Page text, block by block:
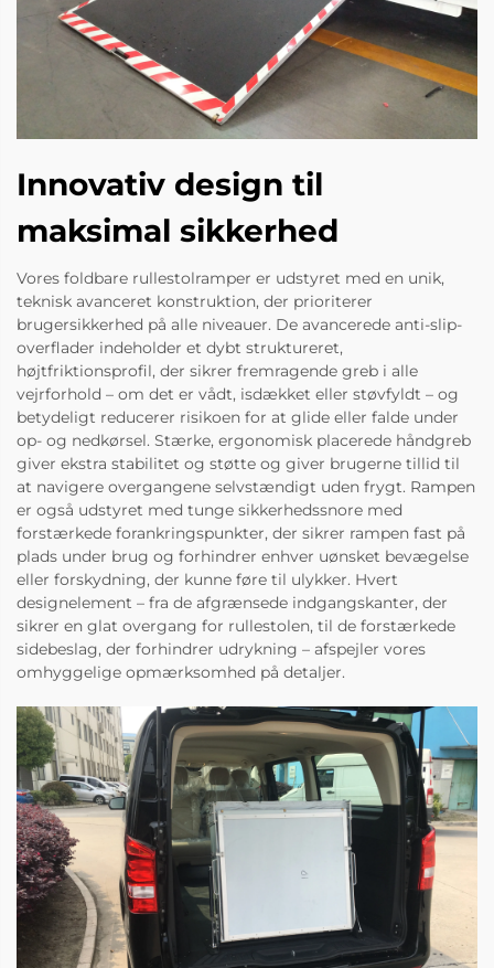
Innovativ design til
maksimal sikkerhed
Vores foldbare rullestolramper er udstyret med en unik,
teknisk avanceret konstruktion, der prioriterer
brugersikkerhed på alle niveauer. De avancerede anti-slip-
overflader indeholder et dybt struktureret,
højtfriktionsprofil, der sikrer fremragende greb i alle
vejrforhold – om det er vådt, isdækket eller støvfyldt – og
betydeligt reducerer risikoen for at glide eller falde under
op- og nedkørsel. Stærke, ergonomisk placerede håndgreb
giver ekstra stabilitet og støtte og giver brugerne tillid til
at navigere overgangene selvstændigt uden frygt. Rampen
er også udstyret med tunge sikkerhedssnore med
forstærkede forankringspunkter, der sikrer rampen fast på
plads under brug og forhindrer enhver uønsket bevægelse
eller forskydning, der kunne føre til ulykker. Hvert
designelement – fra de afgrænsede indgangskanter, der
sikrer en glat overgang for rullestolen, til de forstærkede
sidebeslag, der forhindrer udrykning – afspejler vores
omhyggelige opmærksomhed på detaljer.